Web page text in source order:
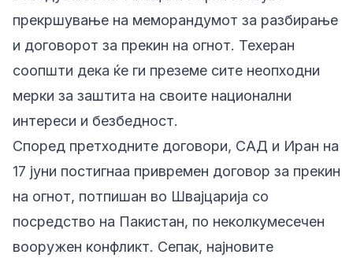
прекршување на меморандумот за разбирање
и договорот за прекин на огнот. Техеран
соопшти дека ќе ги преземе сите неопходни
мерки за заштита на своите национални
интереси и безбедност.
Според претходните договори, САД и Иран на
17 јуни постигнаа привремен договор за прекин
на огнот, потпишан во Швајцарија со
посредство на Пакистан, по неколкумесечен
вооружен конфликт. Сепак, најновите